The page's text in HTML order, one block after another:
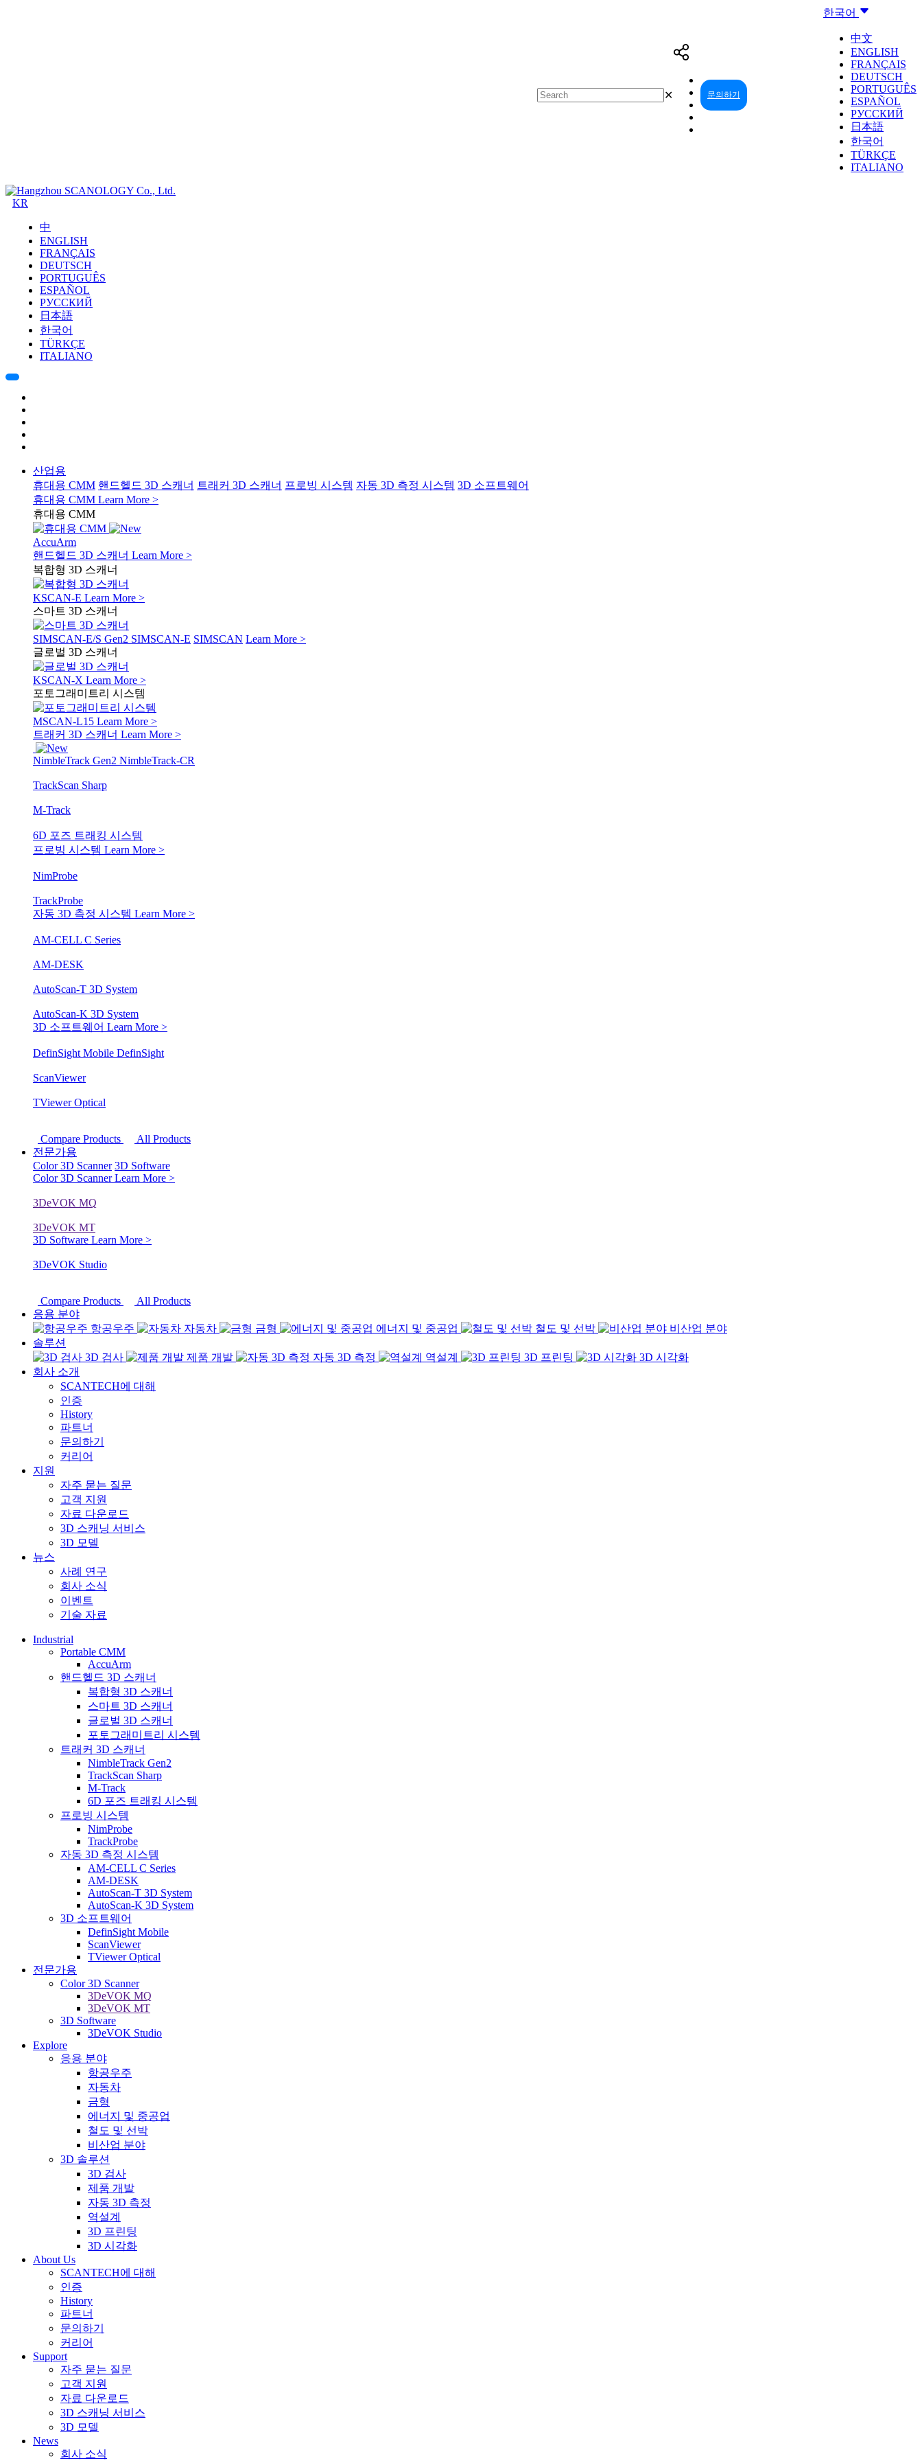
한국어
中文
ENGLISH
FRANÇAIS
DEUTSCH
PORTUGUÊS
ESPAÑOL
РУССКИЙ
日本語
한국어
TÜRKÇE
ITALIANO
문의하기
✕
KR
中
ENGLISH
FRANÇAIS
DEUTSCH
PORTUGUÊS
ESPAÑOL
РУССКИЙ
日本語
한국어
TÜRKÇE
ITALIANO
산업용
휴대용 CMM 핸드헬드 3D 스캐너 트래커 3D 스캐너 프로빙 시스템 자동 3D 측정 시스템 3D 소프트웨어
휴대용 CMM Learn More >
휴대용 CMM
AccuArm
핸드헬드 3D 스캐너 Learn More >
복합형 3D 스캐너
KSCAN-E Learn More >
스마트 3D 스캐너
SIMSCAN-E/S Gen2 SIMSCAN-E SIMSCAN Learn More >
글로벌 3D 스캐너
KSCAN-X Learn More >
포토그래미트리 시스템
MSCAN-L15 Learn More >
트래커 3D 스캐너 Learn More >
NimbleTrack Gen2 NimbleTrack-CR
TrackScan Sharp
M-Track
6D 포즈 트래킹 시스템
프로빙 시스템 Learn More >
NimProbe
TrackProbe
자동 3D 측정 시스템 Learn More >
AM-CELL C Series
AM-DESK
AutoScan-T 3D System
AutoScan-K 3D System
3D 소프트웨어 Learn More >
DefinSight Mobile DefinSight
ScanViewer
TViewer Optical
Compare Products
All Products
전문가용
Color 3D Scanner 3D Software
Color 3D ScannerLearn More >
3DeVOK MQ
3DeVOK MT
3D Software Learn More >
3DeVOK Studio
Compare Products
All Products
응용 분야
항공우주
자동차 금형 에너지 및 중공업 철도 및 선박
비산업 분야
솔루션
3D 검사
제품 개발 자동 3D 측정 역설계 3D 프린팅
3D 시각화
회사 소개
SCANTECH에 대해
인증
History
파트너
문의하기
커리어
지원
자주 묻는 질문
고객 지원
자료 다운로드
3D 스캐닝 서비스
3D 모델
뉴스
사례 연구
회사 소식
이벤트
기술 자료
Industrial
Portable CMM
AccuArm
핸드헬드 3D 스캐너
복합형 3D 스캐너
스마트 3D 스캐너
글로벌 3D 스캐너
포토그래미트리 시스템
트래커 3D 스캐너
NimbleTrack Gen2
TrackScan Sharp
M-Track
6D 포즈 트래킹 시스템
프로빙 시스템
NimProbe
TrackProbe
자동 3D 측정 시스템
AM-CELL C Series
AM-DESK
AutoScan-T 3D System
AutoScan-K 3D System
3D 소프트웨어
DefinSight Mobile
ScanViewer
TViewer Optical
전문가용
Color 3D Scanner
3DeVOK MQ
3DeVOK MT
3D Software
3DeVOK Studio
Explore
응용 분야
항공우주
자동차
금형
에너지 및 중공업
철도 및 선박
비산업 분야
3D 솔루션
3D 검사
제품 개발
자동 3D 측정
역설계
3D 프린팅
3D 시각화
About Us
SCANTECH에 대해
인증
History
파트너
문의하기
커리어
Support
자주 묻는 질문
고객 지원
자료 다운로드
3D 스캐닝 서비스
3D 모델
News
회사 소식